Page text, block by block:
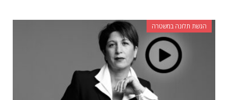
הגשת תלונה במשטרה